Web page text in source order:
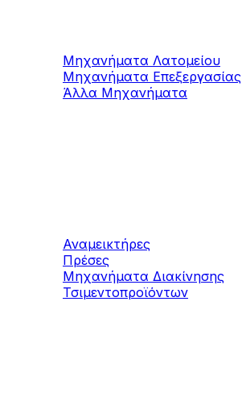
Μηχανήματα Λατομείου
Μηχανήματα Επεξεργασίας
Άλλα Μηχανήματα
Αναμεικτήρες
Πρέσες
Μηχανήματα Διακίνησης
Τσιμεντοπροϊόντων